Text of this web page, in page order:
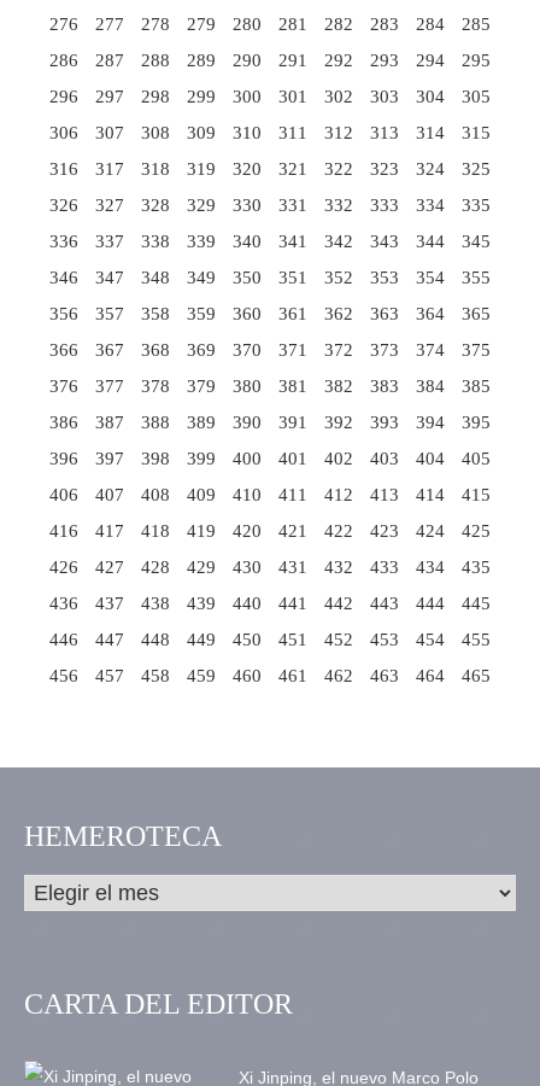
276
277 278 279 280 281 282 283 284
285
286
287 288 289 290 291 292 293 294
295
296
297 298 299 300 301 302 303 304
305
306
307 308 309 310 311 312 313 314
315
316
317 318 319 320 321 322 323 324
325
326
327 328 329 330 331 332 333 334
335
336
337 338 339 340 341 342 343 344
345
346
347 348 349 350 351 352 353 354
355
356
357 358 359 360 361 362 363 364
365
366
367 368 369 370 371 372 373 374
375
376
377 378 379 380 381 382 383 384
385
386
387 388 389 390 391 392 393 394
395
396
397 398 399 400 401 402 403 404
405
406
407 408 409 410 411 412 413 414
415
416
417 418 419 420 421 422 423 424
425
426
427 428 429 430 431 432 433 434
435
436
437 438 439 440 441 442 443 444
445
446
447 448 449 450 451 452 453 454
455
456
457 458 459 460 461 462 463 464 465
HEMEROTECA
CARTA DEL EDITOR
Xi Jinping, el nuevo Marco Polo